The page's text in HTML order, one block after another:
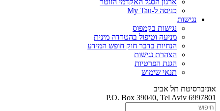
כניסה ל-My Tau
נגישות
נגישות בקמפוס
מניעה וטיפול בהטרדה מינית
הנחיות בדבר חוק חופש המידע
הצהרת נגישות
הגנת הפרטיות
תנאי שימוש
אוניברסיטת תל אביב
P.O. Box 39040, Tel Aviv 6997801